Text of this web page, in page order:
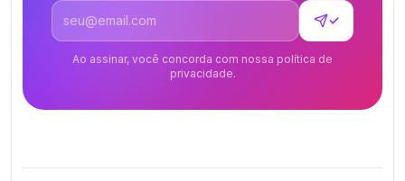
Endereço de email
✓
Ao assinar, você concorda com nossa política de
privacidade.